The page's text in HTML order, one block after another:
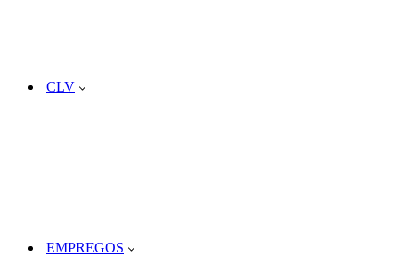
CLV
EMPREGOS